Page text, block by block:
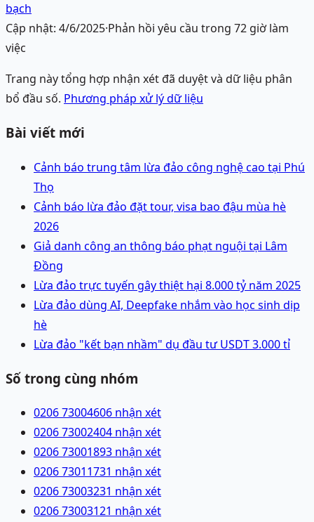
bạch
Cập nhật: 4/6/2025·Phản hồi yêu cầu trong 72 giờ làm
việc
Trang này tổng hợp nhận xét đã duyệt và dữ liệu phân
bổ đầu số. Phương pháp xử lý dữ liệu
Bài viết mới
Cảnh báo trung tâm lừa đảo công nghệ cao tại Phú
Thọ
Cảnh báo lừa đảo đặt tour, visa bao đậu mùa hè
2026
Giả danh công an thông báo phạt nguội tại Lâm
Đồng
Lừa đảo trực tuyến gây thiệt hại 8.000 tỷ năm 2025
Lừa đảo dùng AI, Deepfake nhắm vào học sinh dịp
hè
Lừa đảo "kết bạn nhầm" dụ đầu tư USDT 3.000 tỉ
Số trong cùng nhóm
0206 73004606 nhận xét
0206 73002404 nhận xét
0206 73001893 nhận xét
0206 73011731 nhận xét
0206 73003231 nhận xét
0206 73003121 nhận xét